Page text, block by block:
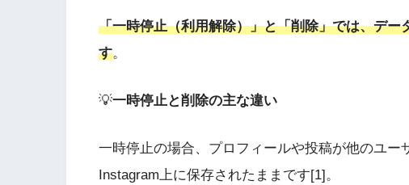
「一時停止（利用解除）」と「削除」では、デ
す。
💡一時停止と削除の主な違い
一時停止の場合、プロフィールや投稿が他のユー
Instagram上に保存されたままです[1]。